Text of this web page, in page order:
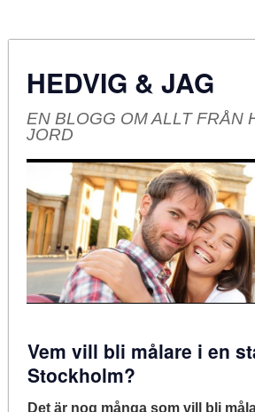
HEDVIG & JAG
EN BLOGG OM ALLT FRÅN
JORD
Vem vill bli målare i en
Stockholm?
Det är nog många som vill bli